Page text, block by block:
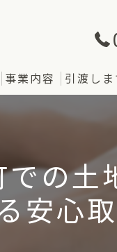
事業内容 引渡し
の
安心